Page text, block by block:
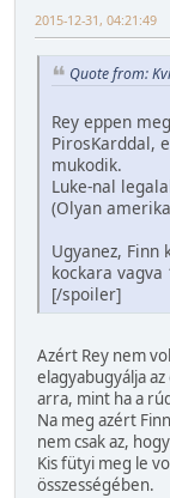
2015-12-31, 04:21:49
Quote from:
Rey eppen
PirosKarddal,
mukodik.
Luke-nal
(Olyan
Ugyanez, Finn
kockara
[/spoiler]
Azért Rey nem
elagyabugyálja
arra, mint ha a
Na meg azért
nem csak az,
Kis fütyi meg le
összességében.